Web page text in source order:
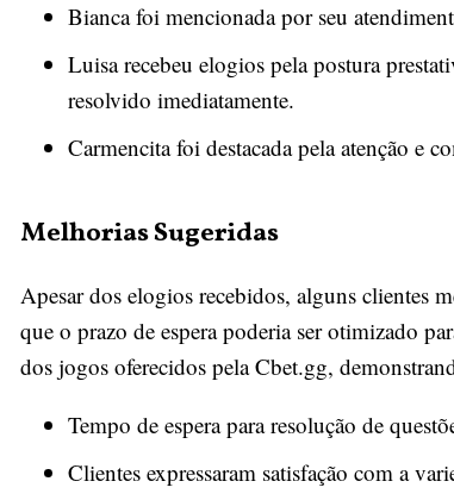
Bianca foi mencionada por seu
Luisa recebeu elogios pela postura
resolvido imediatamente.
Carmencita foi destacada pela atenção e
Melhorias Sugeridas
Apesar dos elogios recebidos, alguns clientes
que o prazo de espera poderia ser otimizado
dos jogos oferecidos pela Cbet.gg,
Tempo de espera para resolução de
Clientes expressaram satisfação com a